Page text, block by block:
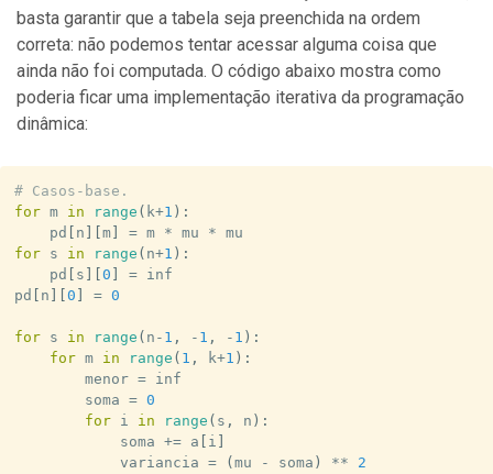
basta garantir que a tabela seja preenchida na ordem
correta: não podemos tentar acessar alguma coisa que
ainda não foi computada. O código abaixo mostra como
poderia ficar uma implementação iterativa da programação
dinâmica:
# Casos-base.
for m in range ( k+1 ) :
    pd
n m] = m * mu *
for s in range ( n+1 ) :
    pd
s 0 = inf
pd
n 0 = 0
for s in range ( n - 1 , - 1 , - 1 ) :
for m in range ( 1 , k+1 ) :
        menor
= inf
        soma
= 0
for i in range ( s , n ) :
            soma
+= a i
            variancia
= ( mu - soma ) **
2